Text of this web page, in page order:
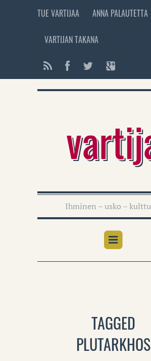
TUE VARTIJAA ANNA PALAUTETTA
VARTIJAN TAKANA
Ihminen – usko –
TAGGED
PLUTARKHOS